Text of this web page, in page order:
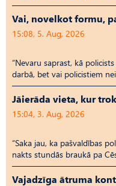
Vai, novelkot formu,
15:08, 5. Aug, 2026
“Nevaru saprast, kā
darbā, bet vai policistiem
Jāierāda vieta, kur
15:04, 3. Aug, 2026
“Saka jau, ka pašvaldības
nakts stundās braukā pa
Vajadzīga ātruma